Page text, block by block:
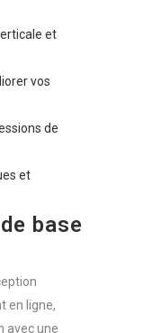
et
vos
de
et
base
en ligne,
avec une